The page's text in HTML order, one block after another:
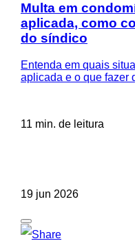
Multa em
aplicada, como
do síndico
Entenda em quais
aplicada e o que fazer
11 min. de leitura
19 jun 2026